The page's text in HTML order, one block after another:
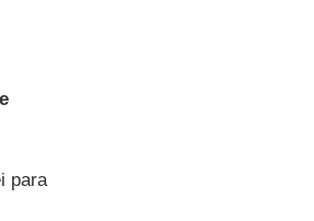
para